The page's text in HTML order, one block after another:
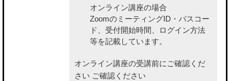
オンライン講座の場合
ZoomのミーティングID・パスコー
ド、受付開始時間、ログイン方法
等を記載しています。
オンライン講座の受講前にご確認くだ
さい ご確認ください